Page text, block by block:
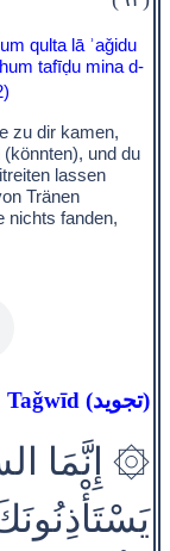
qulta lā ʾaǧidu
tafīḍu mina d-
zu dir kamen,
und du
lassen
Tränen
nichts fanden,
Taǧwīd (تجويد)
۞ إِنَّمَا